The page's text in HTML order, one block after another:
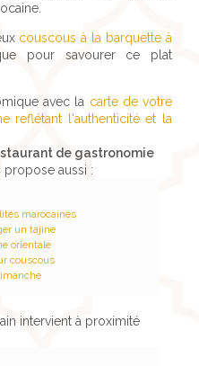
couscous à la barquette à
pour savourer ce plat
avec la carte de votre
reflétant l'authenticité et la
de gastronomie
propose aussi :
marocaines
un tajine
orientale
couscous
intervient à proximité